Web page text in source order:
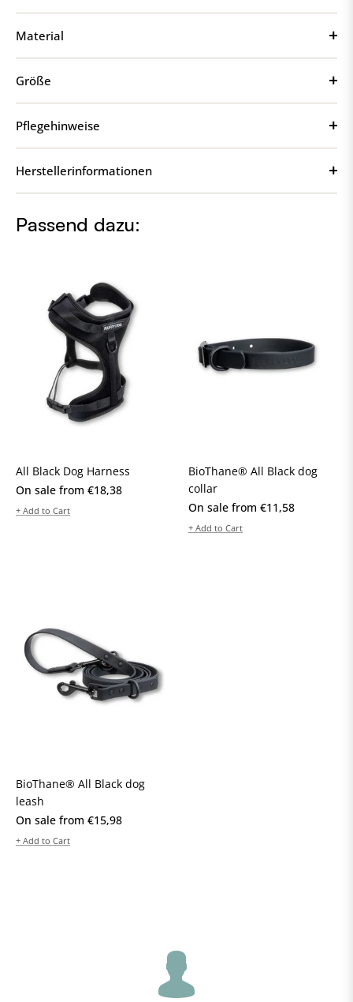
Material
Größe
Pflegehinweise
Herstellerinformationen
Passend dazu:
All Black Dog Harness
On sale from €18,38
+ Add to Cart
BioThane® All Black dog
collar
On sale from €11,58
+ Add to Cart
BioThane® All Black dog
leash
On sale from €15,98
+ Add to Cart